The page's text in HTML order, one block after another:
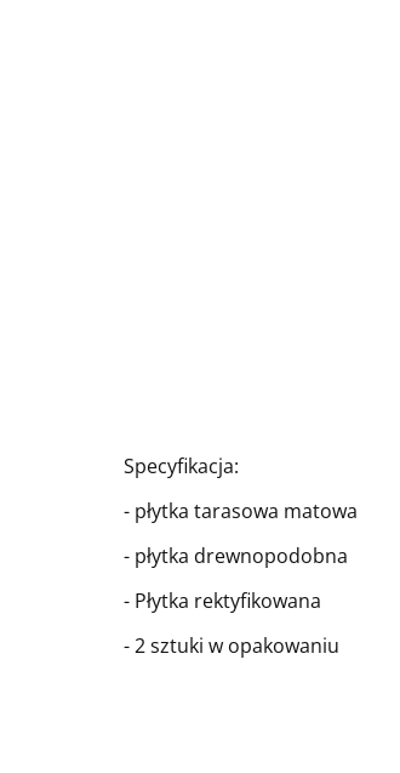
Specyfikacja:
- płytka tarasowa matowa
- płytka drewnopodobna
- Płytka rektyfikowana
- 2 sztuki w opakowaniu